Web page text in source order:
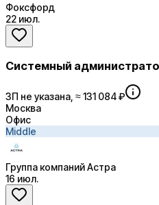
Фоксфорд
22 июл.
Системный
ЗП не указана, ≈ 131 084 ₽
Москва
Офис
Middle
Группа компаний Астра
16 июл.